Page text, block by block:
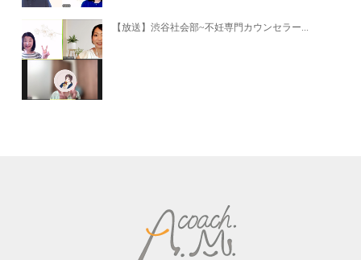
【放送】渋谷社会部~不妊専門カウンセラー...